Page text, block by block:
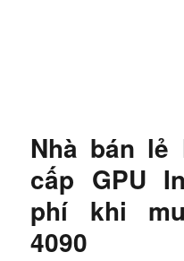
Nhà bán lẻ
cấp GPU
phí khi
4090